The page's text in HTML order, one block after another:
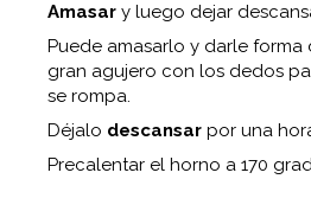
Amasar y luego dejar
Puede amasarlo y darle forma
gran agujero con los dedos
se rompa.
Déjalo descansar por una
Precalentar el horno a 170